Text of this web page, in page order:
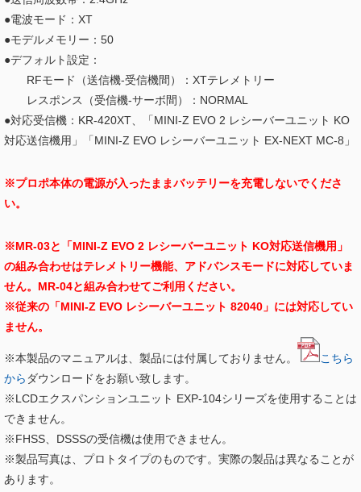
●電波モード：XT
●モデルメモリー：50
●デフォルト設定：
RFモード（送信機-受信機間）：XTテレメトリー
レスポンス（受信機-サーボ間）：NORMAL
●対応受信機：KR-420XT、「MINI-Z EVO 2 レシーバーユニット KO
対応送信機用」「MINI-Z EVO レシーバーユニット EX-NEXT MC-8」
※プロポ本体の電源が入ったままバッテリーを充電しないでくださ
い。
※MR-03と「MINI-Z EVO 2 レシーバーユニット KO対応送信機用」
の組み合わせはテレメトリー機能、アドバンスモードに対応していま
せん。MR-04と組み合わせてご利用ください。
※従来の「MINI-Z EVO レシーバーユニット 82040」には対応してい
ません。
※本製品のマニュアルは、製品には付属しておりません。
こちら
から ダウンロードをお願い致します。
※LCDエクスパンションユニット EXP-104シリーズを使用することは
できません。
※FHSS、DSSSの受信機は使用できません。
※製品写真は、プロトタイプのものです。実際の製品は異なることが
あります。